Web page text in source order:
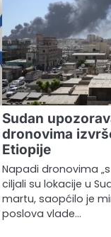
Sudan
dronovima
Etiopije
Napadi dronovima
ciljali su lokacije u
martu, saopćilo je
poslova vlade…